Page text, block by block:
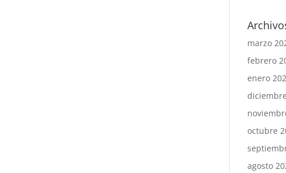
marzo
febrero
enero
octubre
agosto